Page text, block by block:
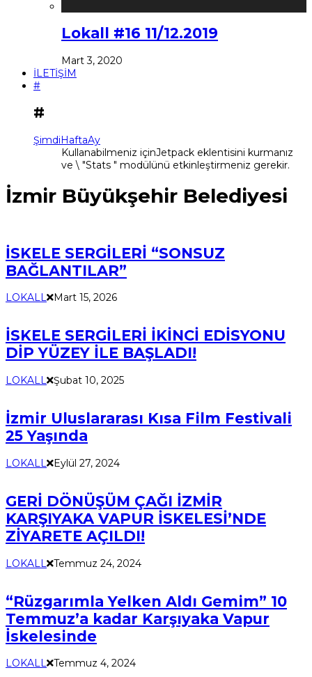
Lokall #16 11/12.2019
Mart 3, 2020
İLETİŞİM
#
#
ŞimdiHaftaAy
Kullanabilmeniz içinJetpack eklentisini kurmanız
ve \ "Stats " modülünü etkinleştirmeniz gerekir.
İzmir Büyükşehir Belediyesi
İSKELE SERGİLERİ “SONSUZ
BAĞLANTILAR”
LOKALL Mart 15, 2026
İSKELE SERGİLERİ İKİNCİ EDİSYONU
DİP YÜZEY İLE BAŞLADI!
LOKALL Şubat 10, 2025
İzmir Uluslararası Kısa Film Festivali
25 Yaşında
LOKALL Eylül 27, 2024
GERİ DÖNÜŞÜM ÇAĞI İZMİR
KARŞIYAKA VAPUR İSKELESİ’NDE
ZİYARETE AÇILDI!
LOKALL Temmuz 24, 2024
“Rüzgarımla Yelken Aldı Gemim” 10
Temmuz’a kadar Karşıyaka Vapur
İskelesinde
LOKALL Temmuz 4, 2024